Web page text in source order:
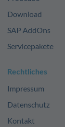
Download
SAP AddOns
Servicepakete
Rechtliches
Impressum
Datenschutz
Kontakt